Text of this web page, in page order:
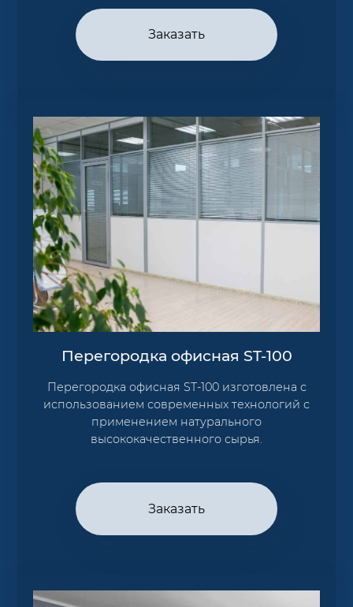
Заказать
Перегородка офисная ST-100
Перегородка офисная ST-100 изготовлена с
использованием современных технологий с
применением натурального
высококачественного сырья.
Заказать